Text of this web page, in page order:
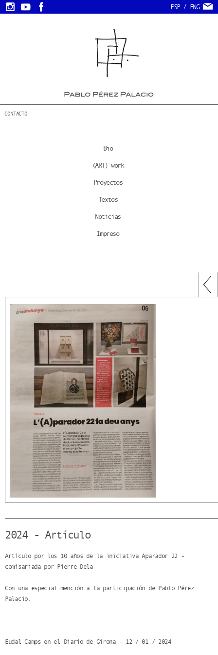
ESP/ ENG
CONTACTO
Bio
(ART)-work
Proyectos
Textos
Noticias
Impreso
2024 - Artículo
Artículo por los 10 años de la iniciativa Aparador 22 -
comisariada por Pierre Dela -
Con una especial mención a la participación de Pablo Pérez
Palacio.
Eudal Camps en el Diario de Girona - 12 / 01 / 2024